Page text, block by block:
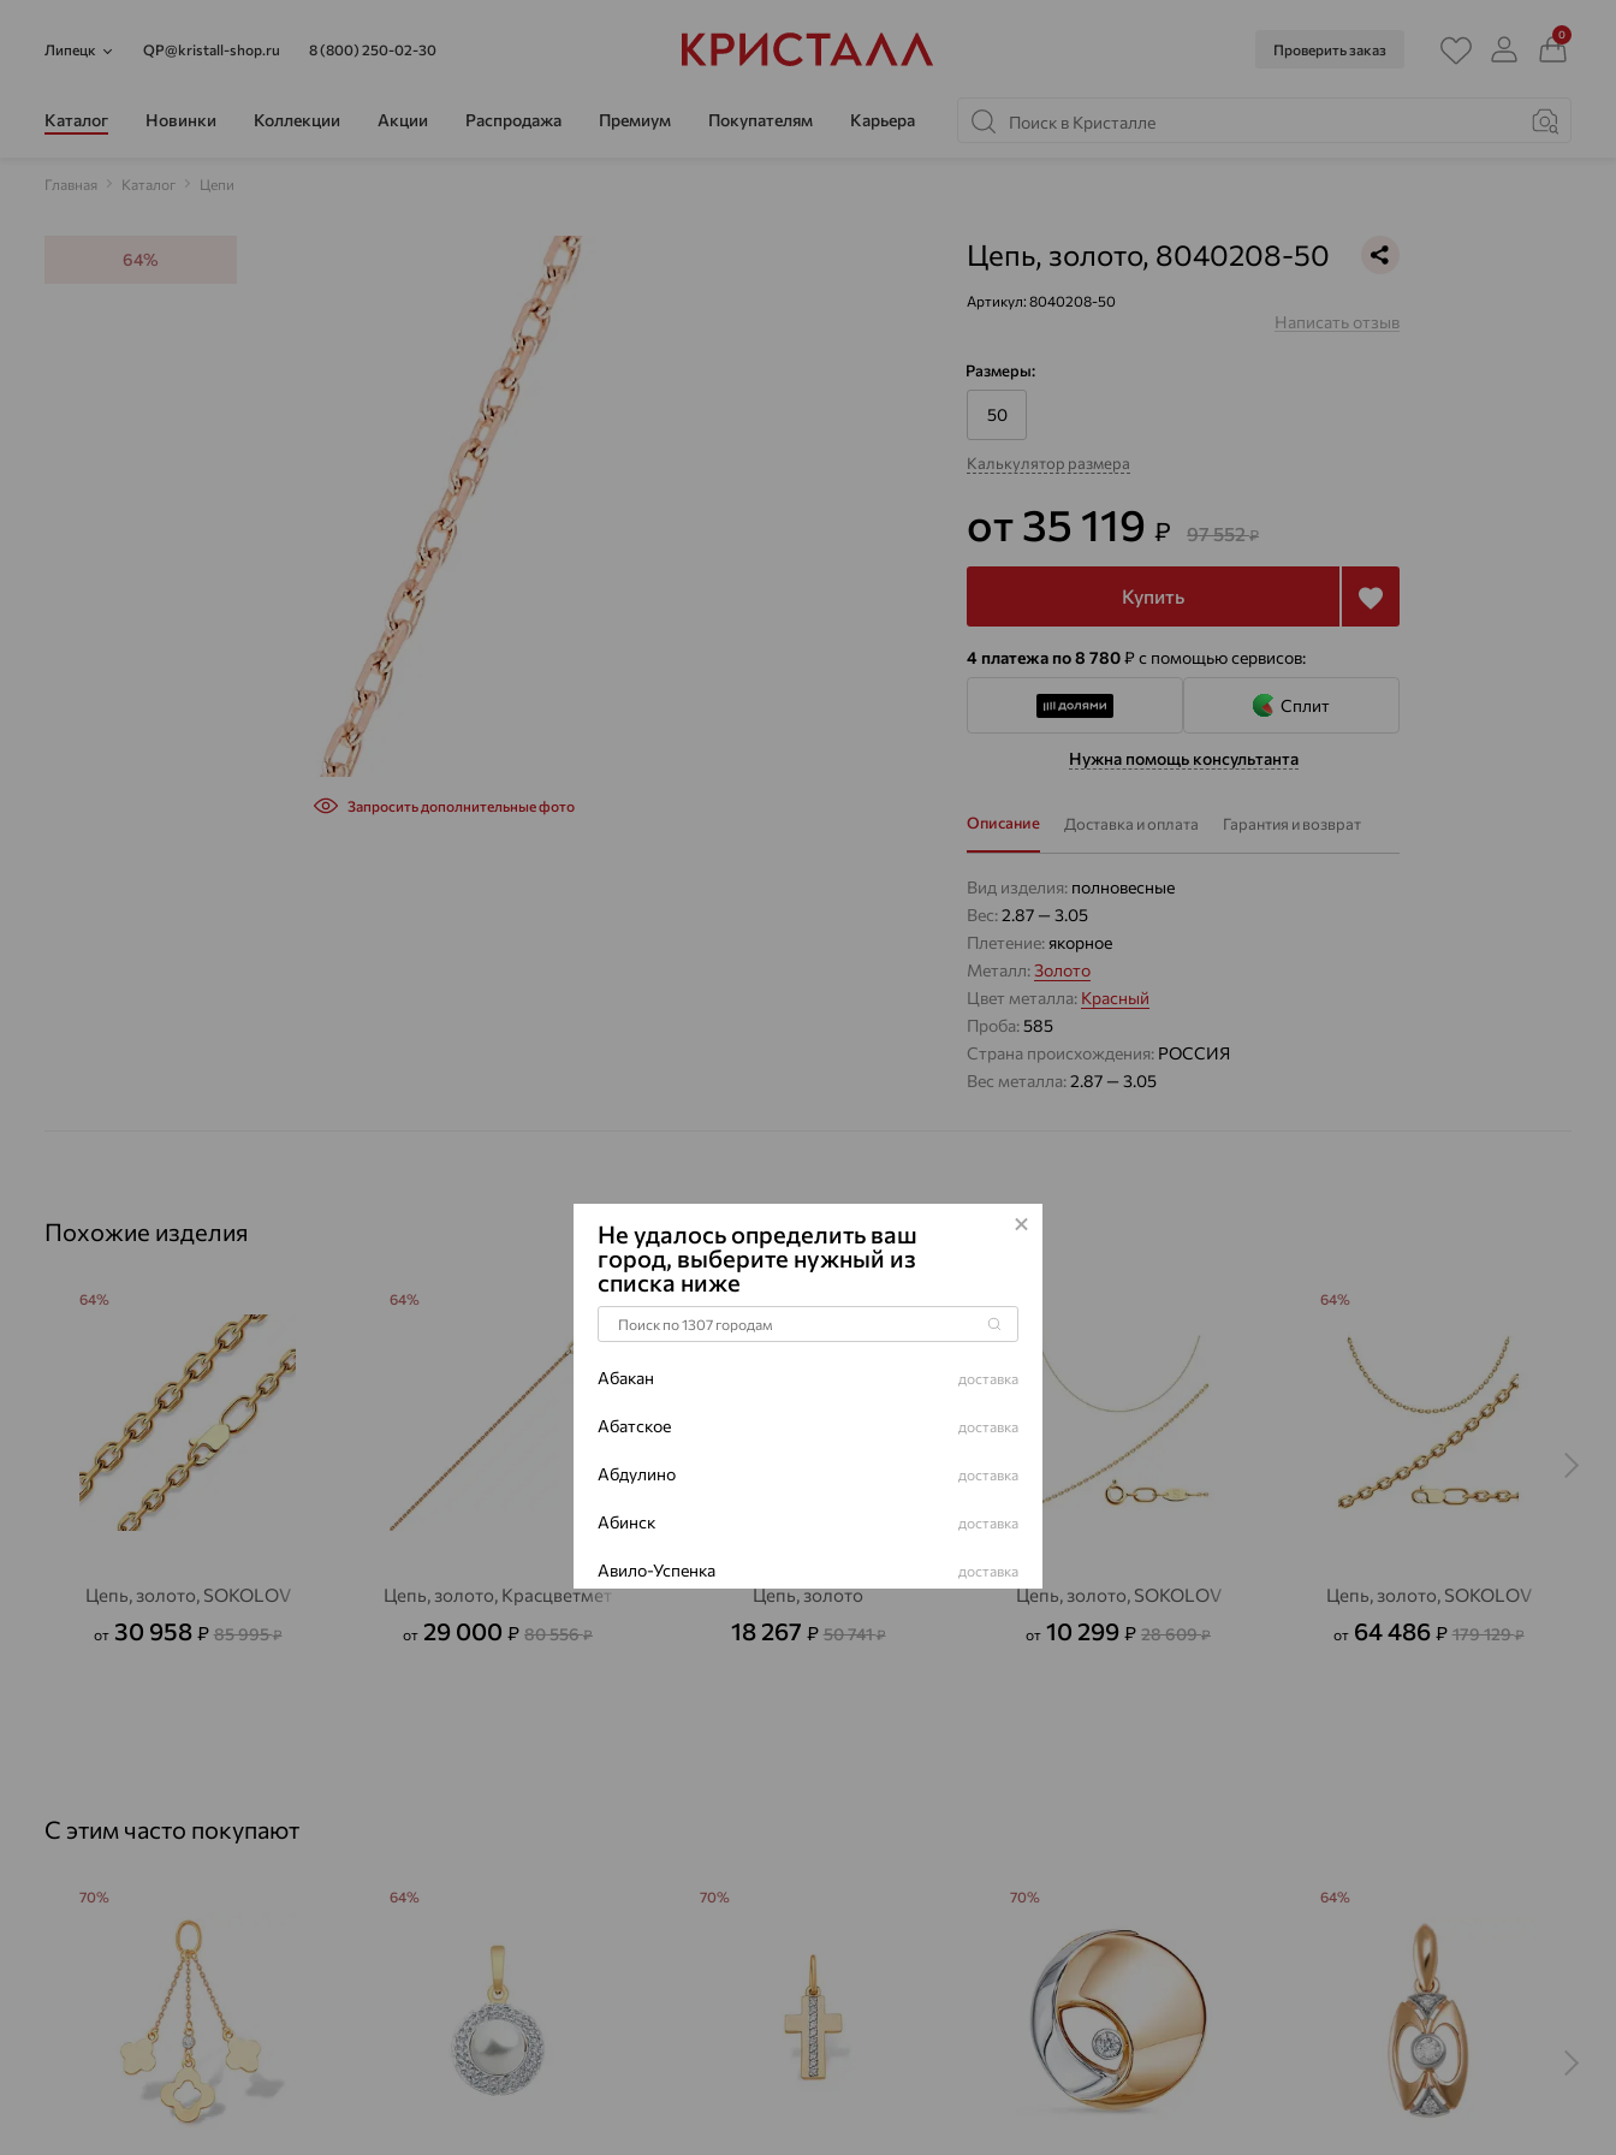
Липецк QP@kristall-shop.ru 8 (800) 250-02-30 Проверить заказ
0
Каталог Новинки Коллекции Акции Распродажа Премиум Покупателям Карьера
Главная Каталог Цепи
64%
Запросить дополнительные фото
Цепь, золото, 8040208-50
Артикул: 8040208-50
Написать отзыв
Размеры:
50
Калькулятор размера
от 35 119 ₽ 97 552₽
Купить
4 платежа по 8 780₽с помощью сервисов:
Сплит
Нужна помощь консультанта
Описание Доставка и оплата Гарантия и возврат
Вид изделия: полновесные
Вес:2.87 — 3.05
Плетение:якорное
Металл:Золото
Цвет металла: Красный
Проба:585
Страна происхождения: РОССИЯ
Вес металла:2.87 — 3.05
Похожие изделия
Цепь, золото, SOKOLOV
от 30 958 ₽ 85 995₽
64%
Цепь, золото, Красцветмет
от 29 000 ₽ 80 556₽
64%
Цепь, золото
18 267 ₽ 50 741₽
Цепь, золото, SOKOLOV
от 10 299 ₽ 28 609₽
Цепь, золото, SOKOLOV
от 64 486 ₽ 179 129₽
64%
С этим часто покупают
70% 64% 70% 70% 64%
Не удалось определить ваш
город, выберите нужный из
списка ниже
Абакан доставка
Абатское доставка
Абдулино доставка
Абинск доставка
Авило-Успенка доставка
доставка